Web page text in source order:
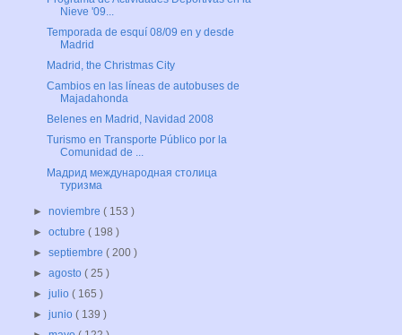
Nieve '09...
Temporada de esquí 08/09 en y desde
Madrid
Madrid, the Christmas City
Cambios en las líneas de autobuses de
Majadahonda
Belenes en Madrid, Navidad 2008
Turismo en Transporte Público por la
Comunidad de ...
Мадрид международная столица
туризма
►noviembre( 153 )
►octubre( 198 )
►septiembre( 200 )
►agosto( 25 )
►julio( 165 )
►junio( 139 )